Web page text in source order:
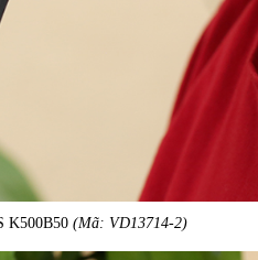
K500B50 (Mã: VD13714-2)